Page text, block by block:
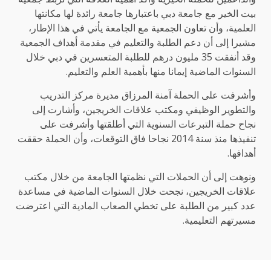
بيت الخير مع جامعة دبي باعتبارها جامعة رائدة لها مكانتها
العلمية، وأن تعاون الجمعية مع الجامعة يأتي في هذا الإطار،
مشيرا إلى أن دعم الطلبة والتعليم في مقدمة أهداف الجمعية
وقد أنفقت 35 مليون درهم للطلبة المتعسرين في دبي خلال
السنوات الماضية إيمانا منها بأهمية العلم والتعليم.
وأشرفت على الحملة آمنة المرزاق مديرة مركز التدريب
والتطوير الوظيفي ومكتب علاقات الخريجين، وأشارت إلى
نجاح حملة التبرعات السنوية التي أطلقتها وأشرفت على
تنفيذها منذ سنة 2014 نجاحا فاق التوقعات، وأن الحملة حققت
أهدافها.
ونوهت إلى أن الحملات التي نظمتها الجامعة من خلال مكتب
علاقات الخريجين، نجحت خلال السنوات الماضية في مساعدة
عدد كبير من الطلبة على تخطي الصعاب المادية التي اعترضت
مسيرتهم التعليمية.